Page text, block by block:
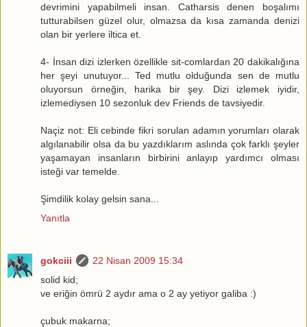
devrimini yapabilmeli insan. Catharsis denen boşalımı
tutturabilsen güzel olur, olmazsa da kısa zamanda denizi
olan bir yerlere iltica et.
4- İnsan dizi izlerken özellikle sit-comlardan 20 dakikalığına
her şeyi unutuyor... Ted mutlu olduğunda sen de mutlu
oluyorsun örneğin, harika bir şey. Dizi izlemek iyidir,
izlemediysen 10 sezonluk dev Friends de tavsiyedir.
Naçiz not: Eli cebinde fikri sorulan adamın yorumları olarak
algılanabilir olsa da bu yazdıklarım aslında çok farklı şeyler
yaşamayan insanların birbirini anlayıp yardımcı olması
isteği var temelde.
Şimdilik kolay gelsin sana...
Yanıtla
gokciii
22 Nisan 2009 15:34
solid kid;
ve eriğin ömrü 2 aydır ama o 2 ay yetiyor galiba :)
çubuk makarna;